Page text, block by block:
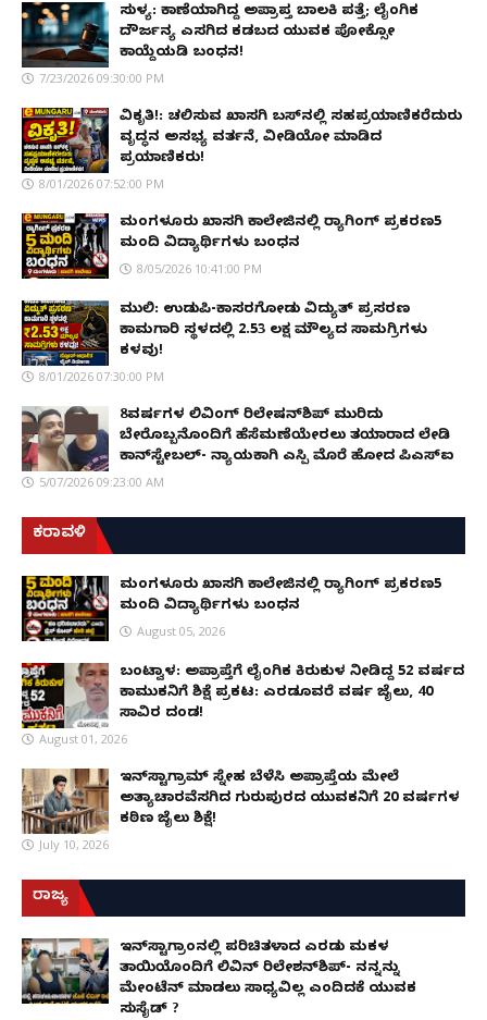
ಸುಳ್ಯ: ಕಾಣೆಯಾಗಿದ್ದ ಅಪ್ರಾಪ್ತ ಬಾಲಕಿ ಪತ್ತೆ; ಲೈಂಗಿಕ
ದೌರ್ಜನ್ಯ ಎಸಗಿದ ಕಡಬದ ಯುವಕ ಪೋಕ್ಸೋ
ಕಾಯ್ದೆಯಡಿ ಬಂಧನ!
7/23/2026 09:30:00 PM
ವಿಕೃತಿ!: ಚಲಿಸುವ ಖಾಸಗಿ ಬಸ್‌ನಲ್ಲಿ ಸಹಪ್ರಯಾಣಿಕರೆದುರು
ವೃದ್ಧನ ಅಸಭ್ಯ ವರ್ತನೆ, ವೀಡಿಯೋ ಮಾಡಿದ
ಪ್ರಯಾಣಿಕರು!
8/01/2026 07:52:00 PM
ಮಂಗಳೂರು ಖಾಸಗಿ ಕಾಲೇಜಿನಲ್ಲಿ ರ‌್ಯಾಗಿಂಗ್ ಪ್ರಕರಣ5
ಮಂದಿ ವಿದ್ಯಾರ್ಥಿಗಳು ಬಂಧನ
8/05/2026 10:41:00 PM
ಮುಲ್ಕಿ: ಉಡುಪಿ-ಕಾಸರಗೋಡು ವಿದ್ಯುತ್ ಪ್ರಸರಣ
ಕಾಮಗಾರಿ ಸ್ಥಳದಲ್ಲಿ ₹2.53 ಲಕ್ಷ ಮೌಲ್ಯದ ಸಾಮಗ್ರಿಗಳು
ಕಳವು!
8/01/2026 07:30:00 PM
8ವರ್ಷಗಳ ಲಿವಿಂಗ್‌ ರಿಲೇಷನ್‌ಶಿಪ್ ಮುರಿದು
ಬೇರೊಬ್ಬನೊಂದಿಗೆ ಹೆಸೆಮಣೆಯೇರಲು ತಯಾರಾದ ಲೇಡಿ
ಕಾನ್‌ಸ್ಟೇಬಲ್- ನ್ಯಾಯಕ್ಕಾಗಿ ಎಸ್ಪಿ ಮೊರೆ ಹೋದ ಪಿಎಸ್ಐ
5/07/2026 09:23:00 AM
ಕರಾವಳಿ
ಮಂಗಳೂರು ಖಾಸಗಿ ಕಾಲೇಜಿನಲ್ಲಿ ರ‌್ಯಾಗಿಂಗ್ ಪ್ರಕರಣ5
ಮಂದಿ ವಿದ್ಯಾರ್ಥಿಗಳು ಬಂಧನ
August 05, 2026
ಬಂಟ್ವಾಳ: ಅಪ್ರಾಪ್ತೆಗೆ ಲೈಂಗಿಕ ಕಿರುಕುಳ ನೀಡಿದ್ದ 52 ವರ್ಷದ
ಕಾಮುಕನಿಗೆ ಶಿಕ್ಷೆ ಪ್ರಕಟ: ಎರಡೂವರೆ ವರ್ಷ ಜೈಲು, ₹40
ಸಾವಿರ ದಂಡ!
August 01, 2026
ಇನ್‌ಸ್ಟಾಗ್ರಾಮ್ ಸ್ನೇಹ ಬೆಳೆಸಿ ಅಪ್ರಾಪ್ತೆಯ ಮೇಲೆ
ಅತ್ಯಾಚಾರವೆಸಗಿದ ಗುರುಪುರದ ಯುವಕನಿಗೆ 20 ವರ್ಷಗಳ
ಕಠಿಣ ಜೈಲು ಶಿಕ್ಷೆ!
July 10, 2026
ರಾಜ್ಯ
ಇನ್​ಸ್ಟಾಗ್ರಾಂನಲ್ಲಿ ಪರಿಚಿತಳಾದ ಎರಡು ಮಕ್ಕಳ
ತಾಯಿಯೊಂದಿಗೆ ಲಿವಿನ್ ರಿಲೇಶನ್​ಶಿಪ್- ನನ್ನನ್ನು
ಮೇಂಟೆನ್ ಮಾಡಲು ಸಾಧ್ಯವಿಲ್ಲ ಎಂದಿದಕ್ಕೆ ಯುವಕ
ಸುಸೈಡ್ ?